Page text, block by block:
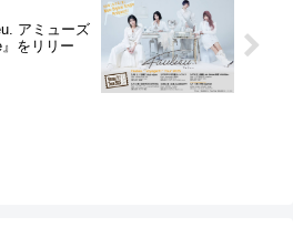
アミューズ
をリリー